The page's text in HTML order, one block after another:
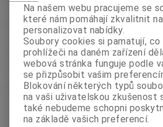
s.r.o. CZ
005727
Hmotnost:0,05 kg
bez
s DPH: 70
Na našem webu pracujeme se
které nám pomáhají zkvalitnit
personalizovat nabídky.
Soubory cookies si pamatují, co
prohlížeči na daném zařízení
webová stránka funguje podle
se přizpůsobit vašim
Blokování některých typů
na vaši uživatelskou zkušenost
také nebudeme schopni
na základě vašich preferencí.